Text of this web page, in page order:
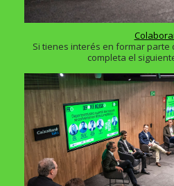
Si tienes interés en formar parte
completa el